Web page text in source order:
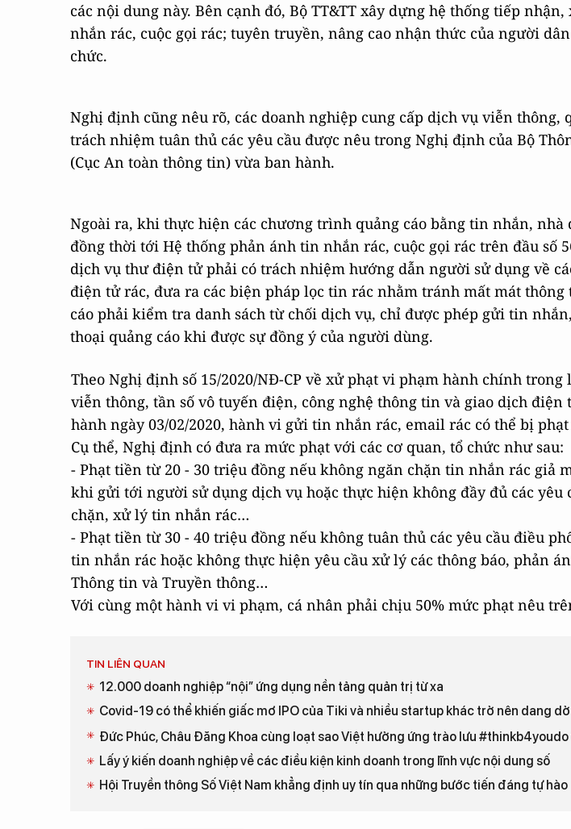
các nội dung này. Bên cạnh đó, Bộ TT&TT xây dựng hệ thống tiếp
nhắn rác, cuộc gọi rác; tuyên truyền, nâng cao nhận thức của người
chức.
Nghị định cũng nêu rõ, các doanh nghiệp cung cấp dịch vụ viễn thông,
trách nhiệm tuân thủ các yêu cầu được nêu trong Nghị định của Bộ
(Cục An toàn thông tin) vừa ban hành.
Ngoài ra, khi thực hiện các chương trình quảng cáo bằng tin nhắn, nhà
đồng thời tới Hệ thống phản ánh tin nhắn rác, cuộc gọi rác trên đầu số
dịch vụ thư điện tử phải có trách nhiệm hướng dẫn người sử dụng về
điện tử rác, đưa ra các biện pháp lọc tin rác nhằm tránh mất mát thông
cáo phải kiểm tra danh sách từ chối dịch vụ, chỉ được phép gửi tin
thoại quảng cáo khi được sự đồng ý của người dùng.
Theo Nghị định số 15/2020/NĐ-CP về xử phạt vi phạm hành chính
viễn thông, tần số vô tuyến điện, công nghệ thông tin và giao dịch điện
hành ngày 03/02/2020, hành vi gửi tin nhắn rác, email rác có thể bị
Cụ thể, Nghị định có đưa ra mức phạt với các cơ quan, tổ chức như sau:
- Phạt tiền từ 20 - 30 triệu đồng nếu không ngăn chặn tin nhắn rác giả
khi gửi tới người sử dụng dịch vụ hoặc thực hiện không đầy đủ các yêu
chặn, xử lý tin nhắn rác…
- Phạt tiền từ 30 - 40 triệu đồng nếu không tuân thủ các yêu cầu điều
tin nhắn rác hoặc không thực hiện yêu cầu xử lý các thông báo, phản
Thông tin và Truyền thông…
Với cùng một hành vi vi phạm, cá nhân phải chịu 50% mức phạt nêu
TIN LIÊN QUAN
12.000 doanh nghiệp “nội” ứng dụng nền tảng quản trị từ xa
Covid-19 có thể khiến giấc mơ IPO của Tiki và nhiều startup khác trở nên dang dở
Đức Phúc, Châu Đăng Khoa cùng loạt sao Việt hưởng ứng trào lưu
Lấy ý kiến doanh nghiệp về các điều kiện kinh doanh trong lĩnh vực nội dung số
Hội Truyền thông Số Việt Nam khẳng định uy tín qua những bước tiến đáng tự hào